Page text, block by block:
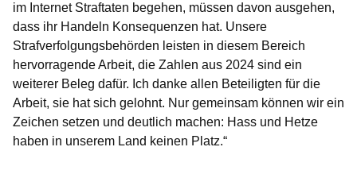
im Internet Straftaten begehen, müssen davon ausgehen,
dass ihr Handeln Konsequenzen hat. Unsere
Strafverfolgungsbehörden leisten in diesem Bereich
hervorragende Arbeit, die Zahlen aus 2024 sind ein
weiterer Beleg dafür. Ich danke allen Beteiligten für die
Arbeit, sie hat sich gelohnt. Nur gemeinsam können wir ein
Zeichen setzen und deutlich machen: Hass und Hetze
haben in unserem Land keinen Platz.“